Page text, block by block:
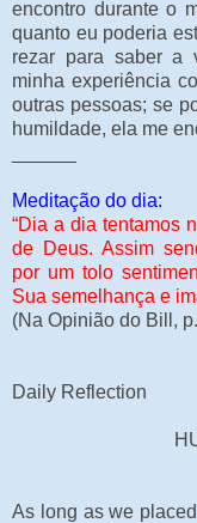
encontro durante o
quanto eu poderia
rezar para saber a
minha experiência
outras pessoas; se
humildade, ela me
Meditação do dia:
“Dia a dia tentamos
de Deus. Assim
por um tolo
Sua semelhança e
(Na Opinião do Bill,
Daily Reflection
As long as we